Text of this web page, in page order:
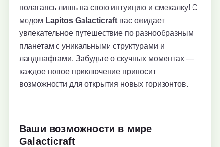
полагаясь лишь на свою интуицию и смекалку! С
модом Lapitos Galacticraft вас ожидает
увлекательное путешествие по разнообразным
планетам с уникальными структурами и
ландшафтами. Забудьте о скучных моментах —
каждое новое приключение приносит
возможности для открытия новых горизонтов.
Ваши возможности в мире
Galacticraft